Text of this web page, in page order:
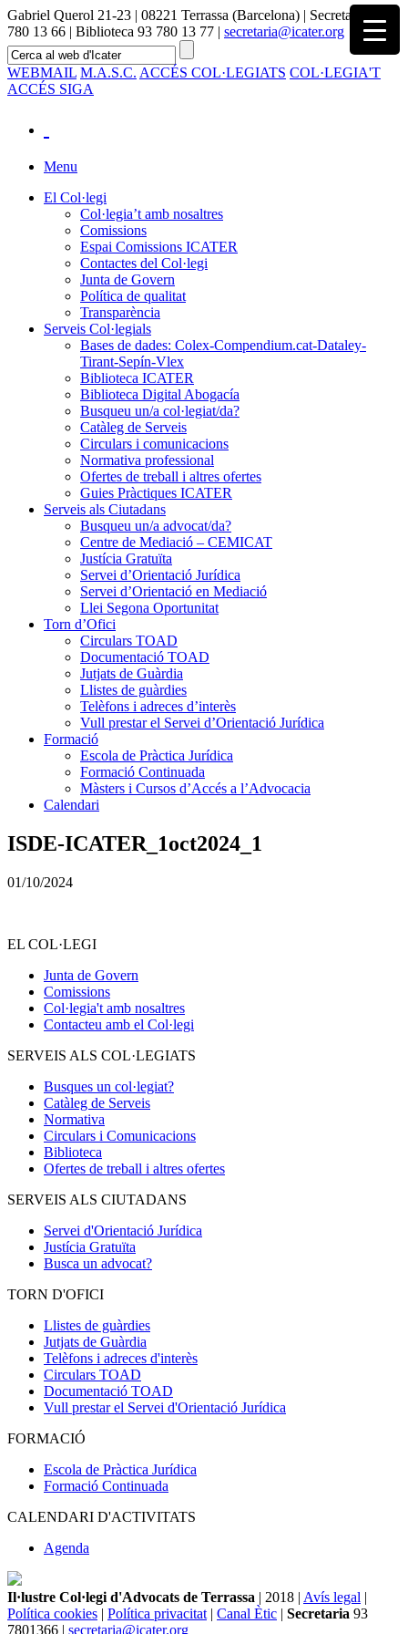
Gabriel Querol 21-23 | 08221 Terrassa (Barcelona) | Secretaria 93
780 13 66 | Biblioteca 93 780 13 77 | secretaria@icater.org
WEBMAIL M.A.S.C. ACCÉS COL·LEGIATS COL·LEGIA'T
ACCÉS SIGA
Menu
El Col·legi
Col·legia’t amb nosaltres
Comissions
Espai Comissions ICATER
Contactes del Col·legi
Junta de Govern
Política de qualitat
Transparència
Serveis Col·legials
Bases de dades: Colex-Compendium.cat-Dataley-
Tirant-Sepín-Vlex
Biblioteca ICATER
Biblioteca Digital Abogacía
Busqueu un/a col·legiat/da?
Catàleg de Serveis
Circulars i comunicacions
Normativa professional
Ofertes de treball i altres ofertes
Guies Pràctiques ICATER
Serveis als Ciutadans
Busqueu un/a advocat/da?
Centre de Mediació – CEMICAT
Justícia Gratuïta
Servei d’Orientació Jurídica
Servei d’Orientació en Mediació
Llei Segona Oportunitat
Torn d’Ofici
Circulars TOAD
Documentació TOAD
Jutjats de Guàrdia
Llistes de guàrdies
Telèfons i adreces d’interès
Vull prestar el Servei d’Orientació Jurídica
Formació
Escola de Pràctica Jurídica
Formació Continuada
Màsters i Cursos d’Accés a l’Advocacia
Calendari
ISDE-ICATER_1oct2024_1
01/10/2024
EL COL·LEGI
Junta de Govern
Comissions
Col·legia't amb nosaltres
Contacteu amb el Col·legi
SERVEIS ALS COL·LEGIATS
Busques un col·legiat?
Catàleg de Serveis
Normativa
Circulars i Comunicacions
Biblioteca
Ofertes de treball i altres ofertes
SERVEIS ALS CIUTADANS
Servei d'Orientació Jurídica
Justícia Gratuïta
Busca un advocat?
TORN D'OFICI
Llistes de guàrdies
Jutjats de Guàrdia
Telèfons i adreces d'interès
Circulars TOAD
Documentació TOAD
Vull prestar el Servei d'Orientació Jurídica
FORMACIÓ
Escola de Pràctica Jurídica
Formació Continuada
CALENDARI D'ACTIVITATS
Agenda
Il·lustre Col·legi d'Advocats de Terrassa | 2018 | Avís legal |
Política cookies | Política privacitat | Canal Ètic | Secretaria 93
7801366 | secretaria@icater.org